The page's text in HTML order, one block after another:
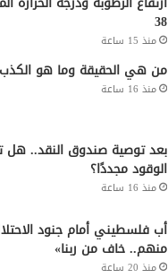
38
منذ 15 ساعة
من هي الحقيقة وما هو الكذب
منذ 16 ساعة
بعد توصية صندوق النقد.. هل
الوقود مجددًا؟
منذ 16 ساعة
أب فلسطيني أمام جنود
منهم.. خاف من ربنا»
منذ 20 ساعة